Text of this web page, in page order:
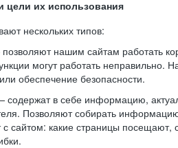
их использования
нескольких типов:
нашим сайтам работать
могут работать неправильно.
обеспечение безопасности.
содержат в себе информацию,
Позволяют собирать
с сайтом: какие страницы посещают,